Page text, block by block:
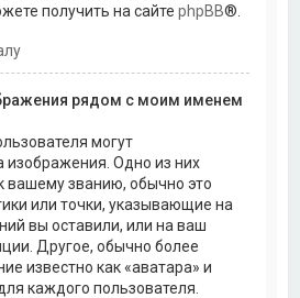
получить на сайтеphpBB®.
рядом с моим именем
могут
изображения. Одно из них
вашему званию, обычно это
или точки, указывающие на
вы оставили, или на ваш
Другое, обычно более
известно как «аватара» и
каждого пользователя.